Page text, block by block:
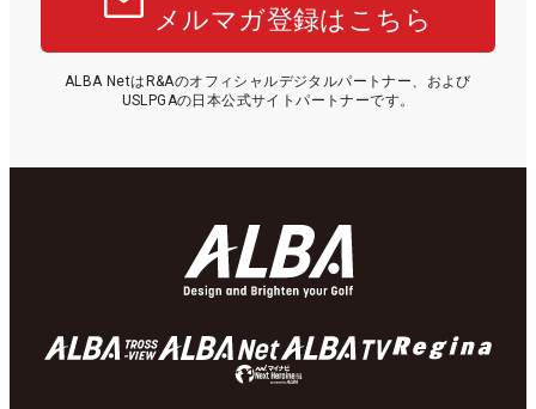
メルマガ登録はこちら
ALBA NetはR&Aのオフィシャルデジタルパートナー、および
USLPGAの日本公式サイトパートナーです。